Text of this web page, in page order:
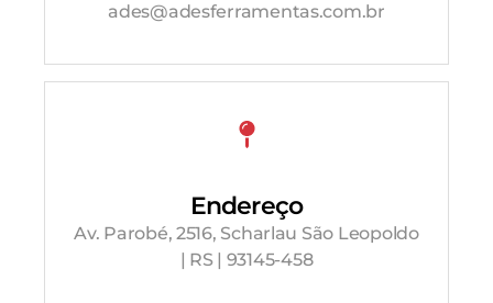
ades@adesferramentas.com.br
Endereço
Av. Parobé, 2516, Scharlau São Leopoldo
| RS | 93145-458